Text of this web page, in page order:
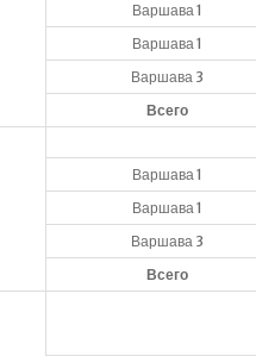
Варшава 1
Варшава 1
Варшава 3
Всего
Варшава 1
Варшава 1
Варшава 3
Всего